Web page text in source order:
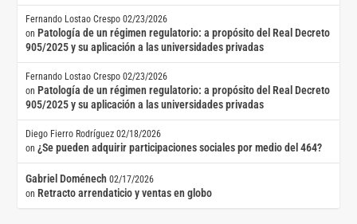
Fernando Lostao Crespo 02/23/2026
on Patología de un régimen regulatorio: a propósito del Real Decreto
905/2025 y su aplicación a las universidades privadas
Fernando Lostao Crespo 02/23/2026
on Patología de un régimen regulatorio: a propósito del Real Decreto
905/2025 y su aplicación a las universidades privadas
Diego Fierro Rodríguez 02/18/2026
on¿Se pueden adquirir participaciones sociales por medio del 464?
Gabriel Doménech 02/17/2026
on Retracto arrendaticio y ventas en globo